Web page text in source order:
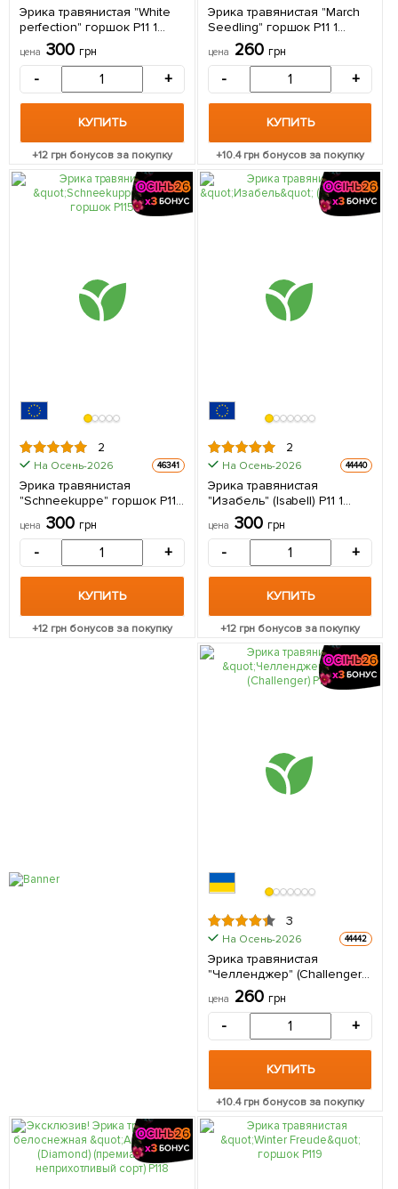
Эрика травянистая "White
рerfection" горшок P11 1
саженец в упаковке
цена 300 грн
- +
КУПИТЬ
+12 грн бонусов за покупку
Эрика травянистая "March
Seedling" горшок P11 1
саженец в упаковке
цена 260 грн
- +
КУПИТЬ
+10.4грн бонусов за покупку
2
На Осень-2026 46341
Эрика травянистая
"Schneekuрре" горшок P11 1
саженец в упаковке
цена 300 грн
- +
КУПИТЬ
+12 грн бонусов за покупку
2
На Осень-2026 44440
Эрика травянистая
"Изабель" (Isabell) P11 1
саженец в упаковке
цена 300 грн
- +
КУПИТЬ
+12грн бонусов за покупку
3
На Осень-2026 44442
Эрика травянистая
"Челленджер" (Challenger)
P11 1 саженец в упаковке
цена 260 грн
- +
КУПИТЬ
+10.4грн бонусов за покупку